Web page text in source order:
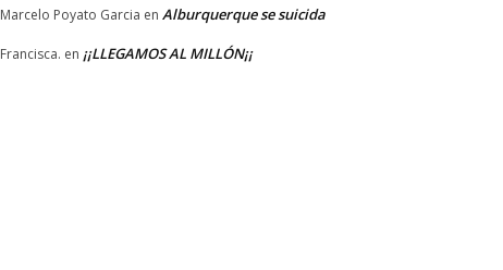
Marcelo Poyato Garcia en Alburquerque se suicida
Francisca. en ¡¡LLEGAMOS AL MILLÓN¡¡